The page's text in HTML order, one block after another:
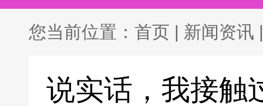
您当前位置： 首页 | 新闻资讯 |
说实话，我接触